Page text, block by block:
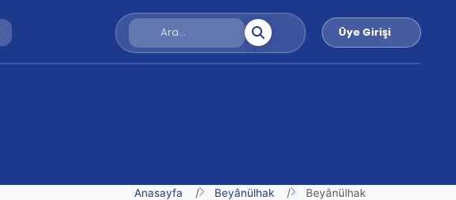
Üye Girişi
Anasayfa Beyânülhak Beyânülhak